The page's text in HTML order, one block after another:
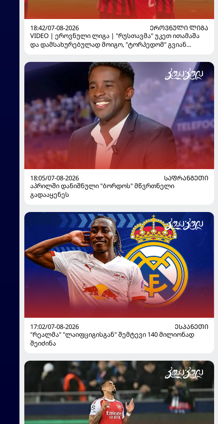
18:42/07-08-2026
ᲔᲠᲝᲕᲜᲣᲚᲘ ᲚᲘᲒᲐ
VIDEO | ეროვნული ლიგა | "რუსთავმა" უკეთ ითამაშა
და დამსახურებულად მოიგო, "ტორპედომ" გვიან
18:05/07-08-2026
ᲡᲐᲤᲠᲐᲜᲒᲔᲗᲘ
აპრილში დანიშნული "ბორდოს" მწვრთნელი
გადააყენეს
17:02/07-08-2026
ᲔᲡᲞᲐᲜᲔᲗᲘ
"რეალმა" "ლაიფციგისგან" შემტევი 140 მილიონად
შეიძინა